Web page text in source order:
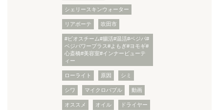
シェリースキンウォーター
リアボーテ 吹田市
#ビオスチーム#腸活#温活#ベジパ#
ベジパワープラス#よもぎ#ヨモギ#
心斎橋#美容室#インナービューテ
ィー
ローライト 原因 シミ
シワ マイクロバブル 動画
オススメ オイル ドライヤー